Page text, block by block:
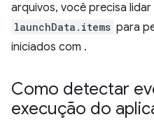
arquivos, você precisa
launchData.items para
iniciados com .
Como detectar
execução do